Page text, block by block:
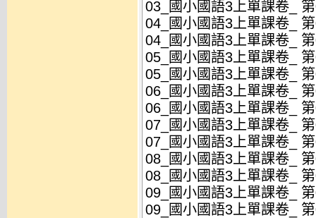
03_國小國語3上單課卷_
04_國小國語3上單課卷_
04_國小國語3上單課卷_
05_國小國語3上單課卷_
05_國小國語3上單課卷_
06_國小國語3上單課卷_
06_國小國語3上單課卷_
07_國小國語3上單課卷_
07_國小國語3上單課卷_
08_國小國語3上單課卷_
08_國小國語3上單課卷_
09_國小國語3上單課卷_
09_國小國語3上單課卷_